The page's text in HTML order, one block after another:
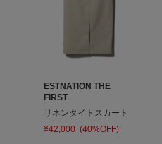
ESTNATION THE
FIRST
リネンタイトスカート
¥42,000 (40%OFF)